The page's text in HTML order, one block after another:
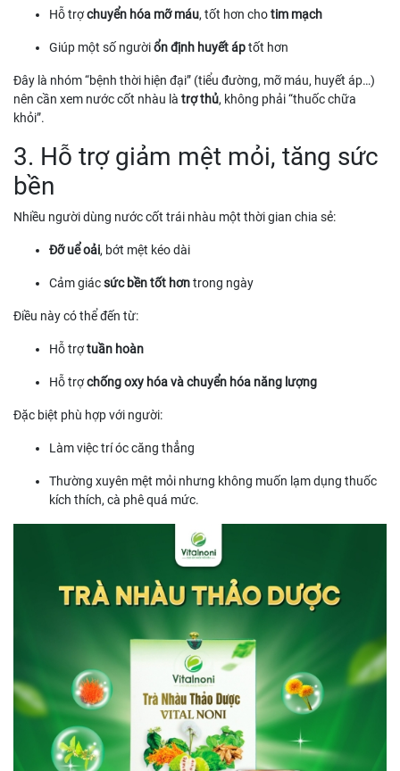
Hỗ trợchuyển hóa mỡ máu, tốt hơn chotim mạch
Giúp một số ngườiổn định huyết áptốt hơn
Đây là nhóm “bệnh thời hiện đại” (tiểu đường, mỡ máu, huyết áp…)
nên cần xem nước cốt nhàu là trợ thủ, không phải “thuốc chữa
khỏi”.
3. Hỗ trợ giảm mệt mỏi, tăng sức
bền
Nhiều người dùng nước cốt trái nhàu một thời gian chia sẻ:
Đỡ uể oải, bớt mệt kéo dài
Cảm giácsức bền tốt hơntrong ngày
Điều này có thể đến từ:
Hỗ trợtuần hoàn
Hỗ trợchống oxy hóa và chuyển hóa năng lượng
Đặc biệt phù hợp với người:
Làm việc trí óc căng thẳng
Thường xuyên mệt mỏi nhưng không muốn lạm dụng thuốc
kích thích, cà phê quá mức.